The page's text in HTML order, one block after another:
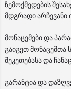
ზემოქმედების
მდგრადი არჩევანი
მონაცემები და
გაიგეთ მონაცემთა
შეკეთებასა და
გარანტია და